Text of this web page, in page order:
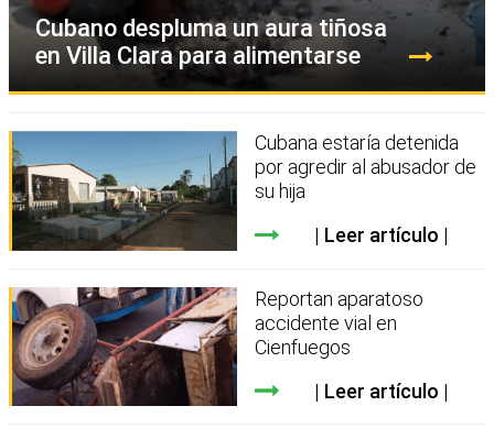
Cubano despluma un aura tiñosa
en Villa Clara para alimentarse
Cubana estaría detenida
por agredir al abusador de
su hija
Leer artículo
Reportan aparatoso
accidente vial en
Cienfuegos
Leer artículo